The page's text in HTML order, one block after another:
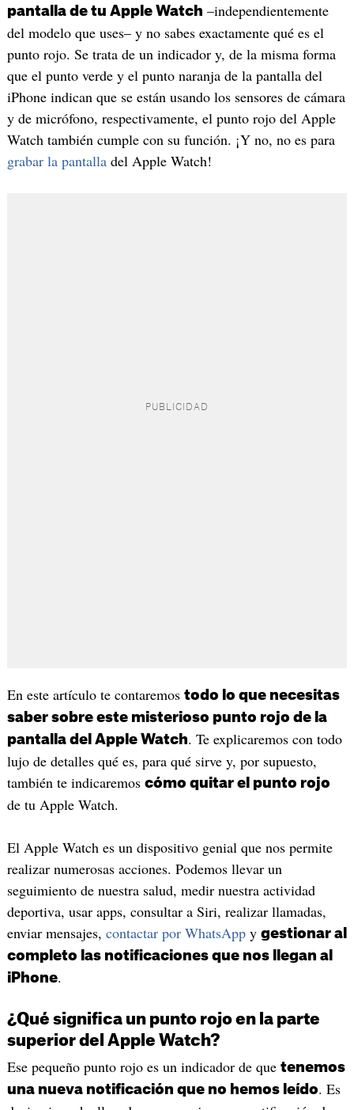
pantalla de tu Apple Watch –independientemente
del modelo que uses– y no sabes exactamente qué es el
punto rojo. Se trata de un indicador y, de la misma forma
que el punto verde y el punto naranja de la pantalla del
iPhone indican que se están usando los sensores de cámara
y de micrófono, respectivamente, el punto rojo del Apple
Watch también cumple con su función. ¡Y no, no es para
grabar la pantalladel Apple Watch!
En este artículo te contaremos todo lo que necesitas
saber sobre este misterioso punto rojo de la
pantalla del Apple Watch. Te explicaremos con todo
lujo de detalles qué es, para qué sirve y, por supuesto,
también te indicaremos cómo quitar el punto rojo
de tu Apple Watch.
El Apple Watch es un dispositivo genial que nos permite
realizar numerosas acciones. Podemos llevar un
seguimiento de nuestra salud, medir nuestra actividad
deportiva, usar apps, consultar a Siri, realizar llamadas,
enviar mensajes, contactar por WhatsAppy gestionar al
completo las notificaciones que nos llegan al
iPhone.
¿Qué significa un punto rojo en la parte
superior del Apple Watch?
Ese pequeño punto rojo es un indicador de que tenemos
una nueva notificación que no hemos leído. Es